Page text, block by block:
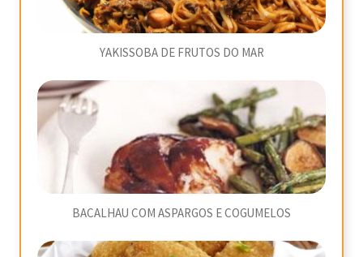
YAKISSOBA DE FRUTOS DO MAR
BACALHAU COM ASPARGOS E COGUMELOS